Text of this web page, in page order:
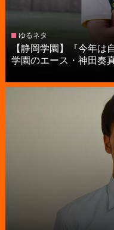
ゆるネタ
【静岡学園】『今年
学園のエース・神田奏